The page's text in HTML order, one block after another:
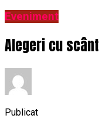
Eveniment
Alegeri cu
Publicat